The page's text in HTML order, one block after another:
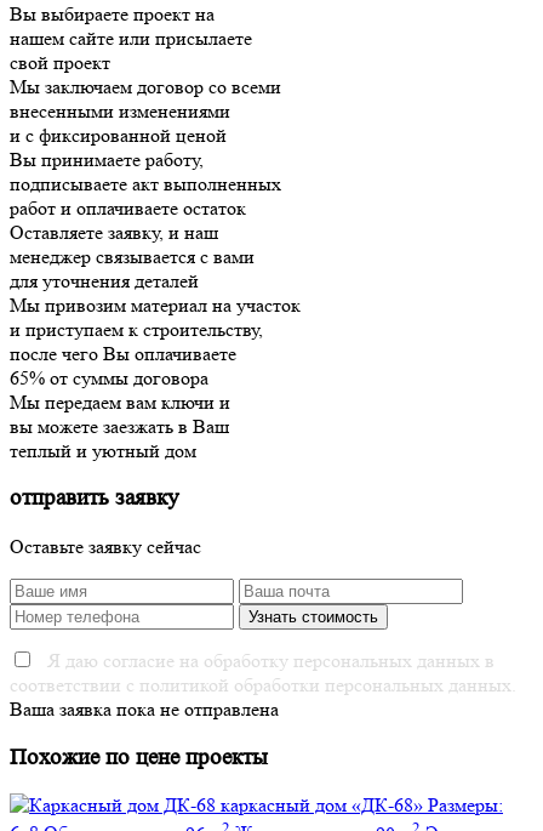
Вы выбираете проект на
нашем сайте или присылаете
свой проект
Мы заключаем договор со всеми
внесенными изменениями
и с фиксированной ценой
Вы принимаете работу,
подписываете акт выполненных
работ и оплачиваете остаток
Оставляете заявку, и наш
менеджер связывается с вами
для уточнения деталей
Мы привозим материал на участок
и приступаем к строительству,
после чего Вы оплачиваете
65% от суммы договора
Мы передаем вам ключи и
вы можете заезжать в Ваш
теплый и уютный дом
отправить заявку
Оставьте заявку сейчас
Я даю согласие на обработку персональных данных в
соответствии с политикой обработки персональных данных.
Ваша заявка пока не отправлена
Похожие по цене проекты
каркасный дом «ДК-68» Размеры:
2 2